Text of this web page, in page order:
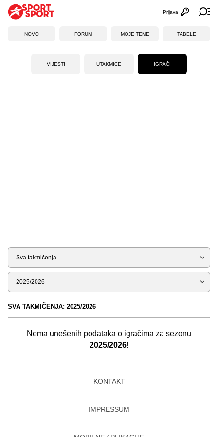
Otvori
Prijava
NOVO FORUM MOJE TEME TABELE
VIJESTI UTAKMICE IGRAČI
Tip
Sezona
SVA TAKMIČENJA: 2025/2026
Nema unešenih podataka o igračima za sezonu
2025/2026!
KONTAKT
IMPRESSUM